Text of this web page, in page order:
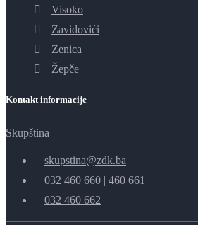
Visoko
Zavidovići
Zenica
Žepče
Kontakt informacije
Skupština
skupstina@zdk.ba
032 460 660 | 460 661
032 460 662